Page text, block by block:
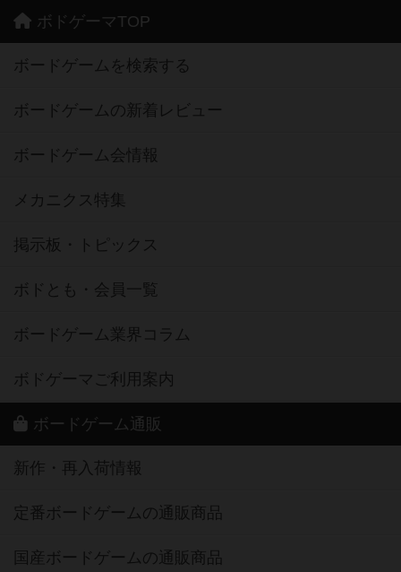
ボドゲーマTOP
ボードゲームを検索する
ボードゲームの新着レビュー
ボードゲーム会情報
メカニクス特集
掲示板・トピックス
ボドとも・会員一覧
ボードゲーム業界コラム
ボドゲーマご利用案内
ボードゲーム通販
新作・再入荷情報
定番ボードゲームの通販商品
国産ボードゲームの通販商品